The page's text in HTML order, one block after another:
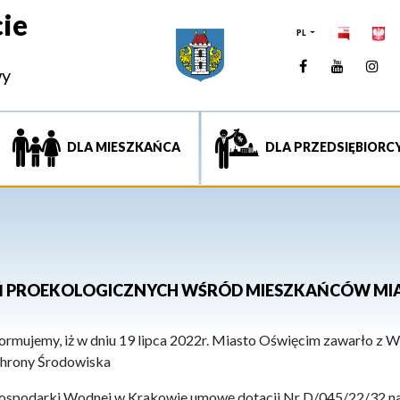
PL
Facebook
DLA MIESZKAŃCA DLA
WŚRÓD MIESZKAŃCÓW
iż w dniu 19 lipca 2022r. Miasto Oświęcim zawarło z W
Środowiska